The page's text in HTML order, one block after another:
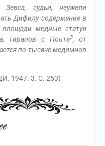
судьи, неужели
Дифилу содержание в
медные статуи
тиранов с Понта3, от
по тысяче медимнов
1947. 3. С. 253)